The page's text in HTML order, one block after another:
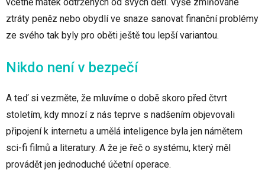
včetně matek odtržených od svých dětí. Výše zmiňované
ztráty peněz nebo obydlí ve snaze sanovat finanční problémy
ze svého tak byly pro oběti ještě tou lepší variantou.
Nikdo není v bezpečí
A teď si vezměte, že mluvíme o době skoro před čtvrt
stoletím, kdy mnozí z nás teprve s nadšením objevovali
připojení k internetu a umělá inteligence byla jen námětem
sci-fi filmů a literatury. A že je řeč o systému, který měl
provádět jen jednoduché účetní operace.